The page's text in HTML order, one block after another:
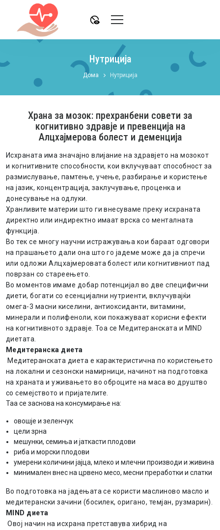
disabled_visible
Нутриција
Дома Нутриција
Храна за мозок: прехранбени совети за
когнитивно здравје и превенција на
Алцхајмерова болест и деменција
Исхраната има значајно влијание на здравјето на мозокот
и когнитивните способности, кои вклучуваат способност за
размислување, памтење, учење, разбирање и користење
на јазик, концентрација, заклучување, проценка и
донесување на одлуки.
Хранливите материи што ги внесуваме преку исхраната
директно или индиректно имаат врска со менталната
функција.
Во тек се многу научни истражувања кои бараат одговори
на прашањето дали она што го јадеме може да ја спречи
или одложи Алцхајмеровата болест или когнитивниот пад
поврзан со стареењето.
Во моментов имаме добар потенцијал во две специфични
диети, богати со есенцијални нутриенти, вклучувајќи
омега-3 масни киселини, антиоксиданти, витамини,
минерали и полифеноли, кои покажуваат корисни ефекти
на когнитивното здравје. Тоа се Медитеранската и MIND
диетата.
Медитеранска диета
Медитеранската диета е карактеристична по користењето
на локални и сезонски намирници, начинот на подготовка
на храната и уживањето во оброците на маса во друштво
со семејството и пријателите.
Таа се заснова на консумирање на:
овошје и зеленчук
цели зрна
мешунки, семиња и јаткасти плодови
риба и морски плодови
умерени количини јајца, млеко и млечни производи и живина
минимален внес на црвено месо, месни преработки и слатки
Во подготовка на јадењата се користи маслиново масло и
медитерански зачини (босилек, оригано, темјан, рузмарин).
MIND диета
Овој начин на исхрана претставува хибрид на